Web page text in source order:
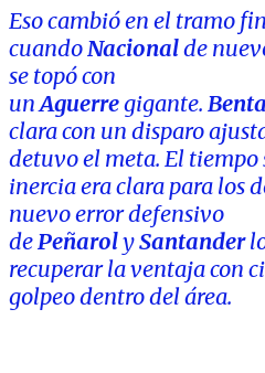
Eso cambió en el tramo
cuandoNacionalde
se topó con
unAguerregigante.
clara con un disparo
detuvo el meta. El tiempo
inercia era clara para los
nuevo error defensivo
dePeñarolySantander
recuperar la ventaja con
golpeo dentro del área.